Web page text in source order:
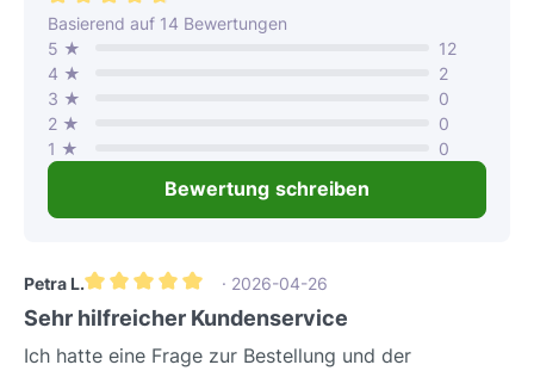
Durchschnittliche Bewertung von 4.8 von 5 Sternen
Basierend auf 14 Bewertungen
5 ★
12
4 ★
2
3 ★
0
2 ★
0
1 ★
0
Bewertung schreiben
Petra L.
Durchschnittliche Bewertung von 5 von 5 Sternen
· 2026-04-26
Sehr hilfreicher Kundenservice
Ich hatte eine Frage zur Bestellung und der